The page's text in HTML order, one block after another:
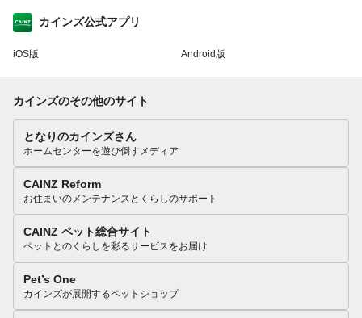
カインズ公式アプリ
iOS版 Android版
カインズのその他のサイト
となりのカインズさん
ホームセンターを遊び倒すメディア
CAINZ Reform
お住まいのメンテナンスとくらしのサポート
CAINZ ペット総合サイト
ペットとのくらしを彩るサービスをお届け
Pet’s One
カインズが展開するペットショップ